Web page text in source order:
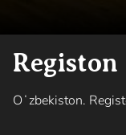
Registon
Oʻzbekiston.